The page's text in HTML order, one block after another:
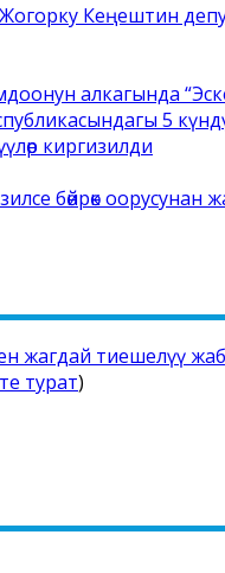
Кеңештин
алкагында
5
киргизилди
бөйрөк оорусунан
жагдай тиешелүү
турат)